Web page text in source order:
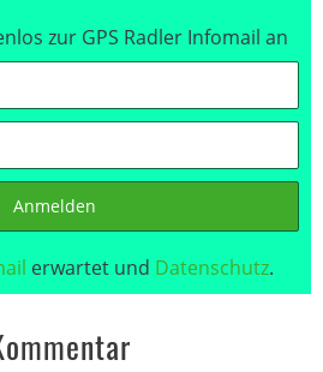
zur GPS Radler Infomail an
Anmelden
erwartet und Datenschutz.